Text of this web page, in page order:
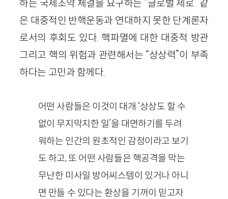
하는 국제조약 체결을 요구하는 “글로벌 제로” 같
은 대중적인 반핵운동과 연대하지 못한 단계론자
로서의 후회도 있다. 핵파멸에 대한 대중적 방관
그리고 핵의 위험과 관련해서는 “상상력”이 부족
하다는 고민과 함께다.
어떤 사람들은 이것이 대개 ‘상상도 할 수
없이 무지막지한 일’을 대면하기를 두려
워하는 인간의 원초적인 감정이라고 보기
도 하고, 또 어떤 사람들은 핵공격을 막는
무난한 미사일 방어씨스템이 있거나 아니
면 만들 수 있다는 환상을 기꺼이 믿고자